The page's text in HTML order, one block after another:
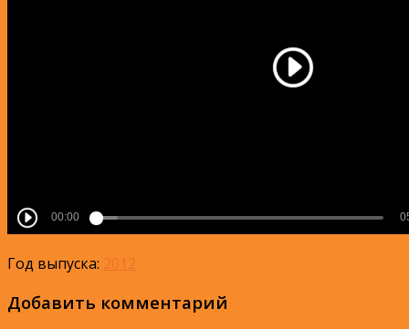
Год выпуска: 2012
Добавить комментарий